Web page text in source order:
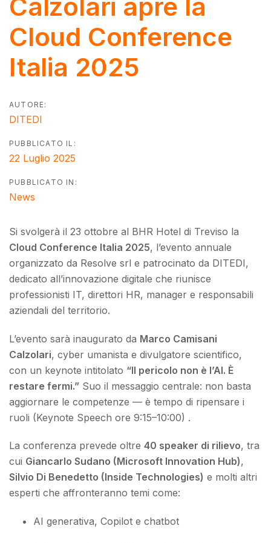
Cloud Conference
Italia 2025
AUTORE:
DITEDI
PUBBLICATO IL:
22 Luglio 2025
PUBBLICATO IN:
News
Si svolgerà il 23 ottobre al BHR Hotel di Treviso la
Cloud Conference Italia 2025, l’evento annuale
organizzato da Resolve srl e patrocinato da DITEDI,
dedicato all’innovazione digitale che riunisce
professionisti IT, direttori HR, manager e responsabili
aziendali del territorio.
L’evento sarà inaugurato da Marco Camisani
Calzolari, cyber umanista e divulgatore scientifico,
con un keynote intitolato “Il pericolo non è l’AI. È
restare fermi.” Suo il messaggio centrale: non basta
aggiornare le competenze — è tempo di ripensare i
ruoli (Keynote Speech ore 9:15–10:00) .
La conferenza prevede oltre 40 speaker di rilievo, tra
cui Giancarlo Sudano (Microsoft Innovation Hub),
Silvio Di Benedetto (Inside Technologies) e molti altri
esperti che affronteranno temi come:
AI generativa, Copilot e chatbot